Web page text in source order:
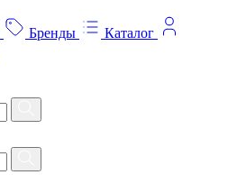
Бренды
Каталог